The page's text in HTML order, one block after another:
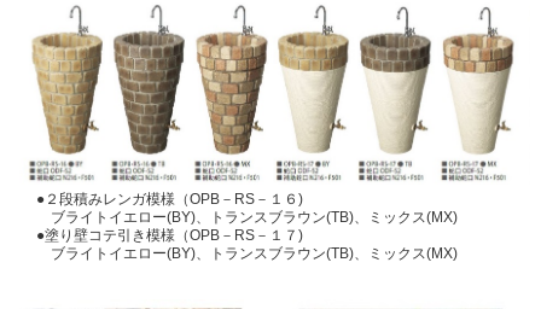
●２段積みレンガ模様（OPB－RS－１６)
ブライトイエロー(BY)、トランスブラウン(TB)、ミックス(MX)
●塗り壁コテ引き模様（OPB－RS－１７)
ブライトイエロー(BY)、トランスブラウン(TB)、ミックス(MX)